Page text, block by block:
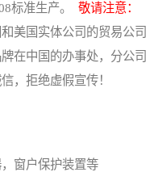
标准生产。敬请注意：
美国实体公司的贸易公司
在中国的办事处，分公司
，拒绝虚假宣传！
窗户保护装置等